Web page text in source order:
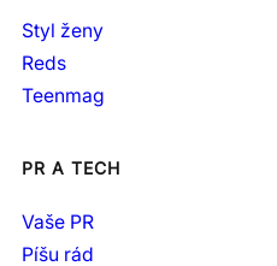
Styl ženy
Reds
Teenmag
PR A TECH
Vaše PR
Píšu rád